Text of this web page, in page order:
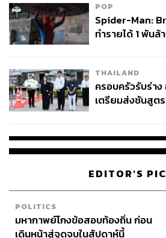
POP
Spider-Man:
ทำรายได้ 1 พัน
THAILAND
ครอบครัวรับร่าง
เตรียมส่งชันสูต
EDITOR'S
POLITICS
มหากาพย์โกงข้อสอบท้องถิ่น ก่อน
เดินหน้าสู่จุดจบในสัปดาห์นี้